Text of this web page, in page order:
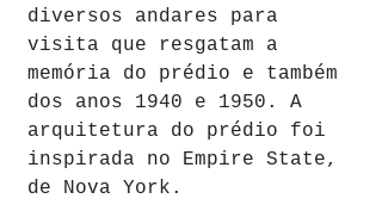
diversos andares para
visita que resgatam a
memória do prédio e também
dos anos 1940 e 1950. A
arquitetura do prédio foi
inspirada no Empire State,
de Nova York.